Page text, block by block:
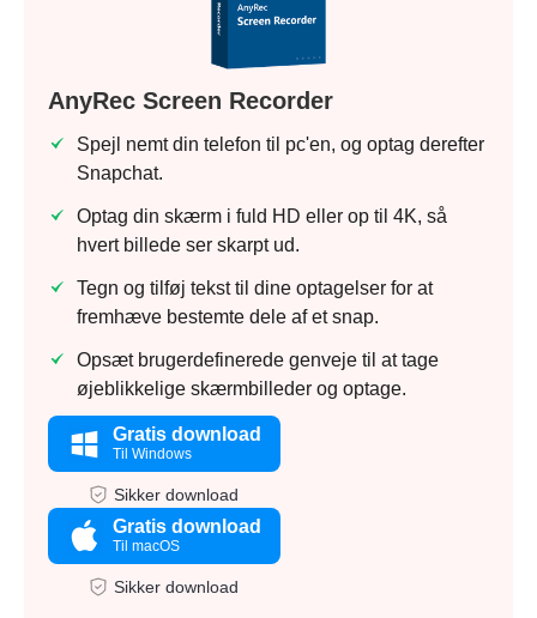
AnyRec Screen Recorder
Spejl nemt din telefon til pc'en, og optag derefter
Snapchat.
Optag din skærm i fuld HD eller op til 4K, så
hvert billede ser skarpt ud.
Tegn og tilføj tekst til dine optagelser for at
fremhæve bestemte dele af et snap.
Opsæt brugerdefinerede genveje til at tage
øjeblikkelige skærmbilleder og optage.
Gratis download
Til Windows
Sikker download
Gratis download
Til macOS
Sikker download